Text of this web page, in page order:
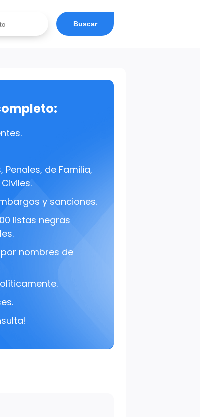
Buscar
Penales, de Familia,
y sanciones.
listas negras
por nombres de